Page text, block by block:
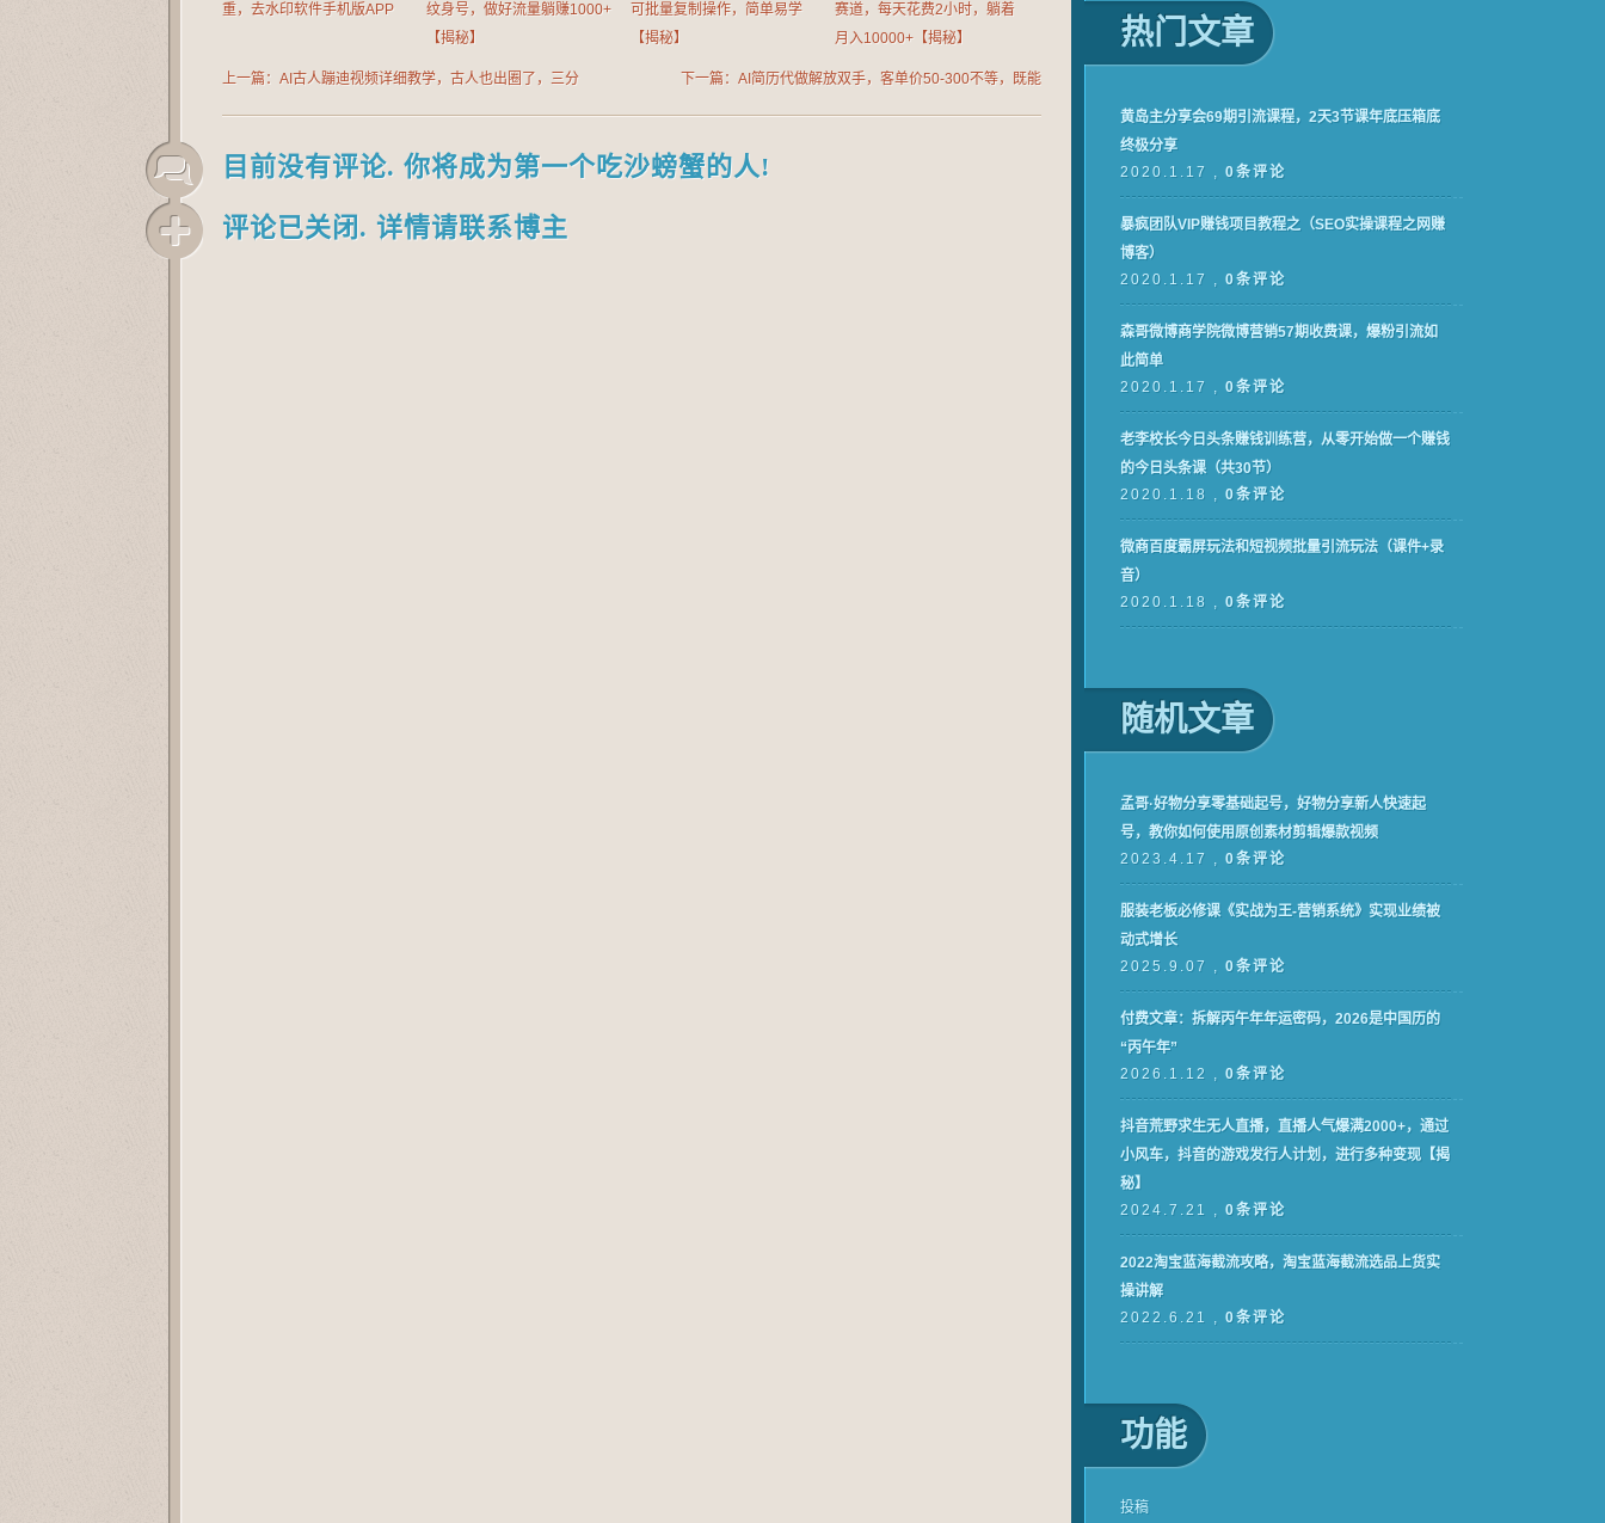
重，去水印软件手机版APP
纹身号，做好流量躺赚1000+
【揭秘】
可批量复制操作，简单易学
【揭秘】
赛道，每天花费2小时，躺着
月入10000+【揭秘】
上一篇：AI古人蹦迪视频详细教学，古人也出圈了，三分
下一篇：AI简历代做解放双手，客单价50-300不等，既能
目前没有评论. 你将成为第一个吃沙螃蟹的人!
评论已关闭. 详情请联系博主
热门文章
黄岛主分享会69期引流课程，2天3节课年底压箱底
终极分享
2020.1.17 , 0条评论
暴疯团队VIP赚钱项目教程之（SEO实操课程之网赚
博客）
2020.1.17 , 0条评论
森哥微博商学院微博营销57期收费课，爆粉引流如
此简单
2020.1.17 , 0条评论
老李校长今日头条赚钱训练营，从零开始做一个赚钱
的今日头条课（共30节）
2020.1.18 , 0条评论
微商百度霸屏玩法和短视频批量引流玩法（课件+录
音）
2020.1.18 , 0条评论
随机文章
孟哥·好物分享零基础起号，好物分享新人快速起
号，教你如何使用原创素材剪辑爆款视频
2023.4.17 , 0条评论
服装老板必修课《实战为王-营销系统》实现业绩被
动式增长
2025.9.07 , 0条评论
付费文章：拆解丙午年年运密码，2026是中国历的
“丙午年”
2026.1.12 , 0条评论
抖音荒野求生无人直播，直播人气爆满2000+，通过
小风车，抖音的游戏发行人计划，进行多种变现【揭
秘】
2024.7.21 , 0条评论
2022淘宝蓝海截流攻略，淘宝蓝海截流选品上货实
操讲解
2022.6.21 , 0条评论
功能
投稿